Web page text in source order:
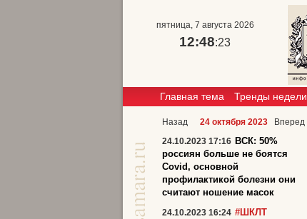
пятница, 7 августа 2026
12:48:23
Главная тема Тренды недели
Назад 24 октября 2023
Вперед
24.10.2023 17:16 ВСК: 50%
россиян больше не боятся
Covid, основной
профилактикой болезни они
считают ношение масок
24.10.2023 16:24 #ШКЛТ